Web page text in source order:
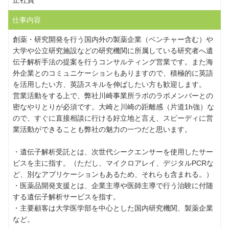
仕事内容
創薬・研究開発を行う国内外の製薬企業（ベンチャー含む）や
大学や公立研究施設などの研究機関に所属している研究者へ遺
伝子解析手法の提案を行うコンサルティング営業です。また海
外企業とのコミュニケーションもありますので、積極的に英語
を活用したい方、英語スキルを伸ばしたい方も歓迎します。
営業活動をする上で、弊社川崎事業所ラボのラボメンバーとの
密なやりとりが必須です。大崎と川崎の距離感（片道1h強）な
ので、すぐに直接相談に行ける好立地と言え、スピーディに営
業活動ができることも弊社の魅力の一つだと思います。
・遺伝子解析受託とは、次世代シークエンサーを使用したサー
ビスを主に指す。（ただし、マイクロアレイ、デジタルPCRな
ど、別なアプリケーションもあるため、それらも含まれる。）
・医薬品開発支援とは、企業主導や医師主導で行う治験に付随
する遺伝子解析サービスを指す。
・主要顧客は大学医学部を中心とした国内研究機関、製薬企業
など。